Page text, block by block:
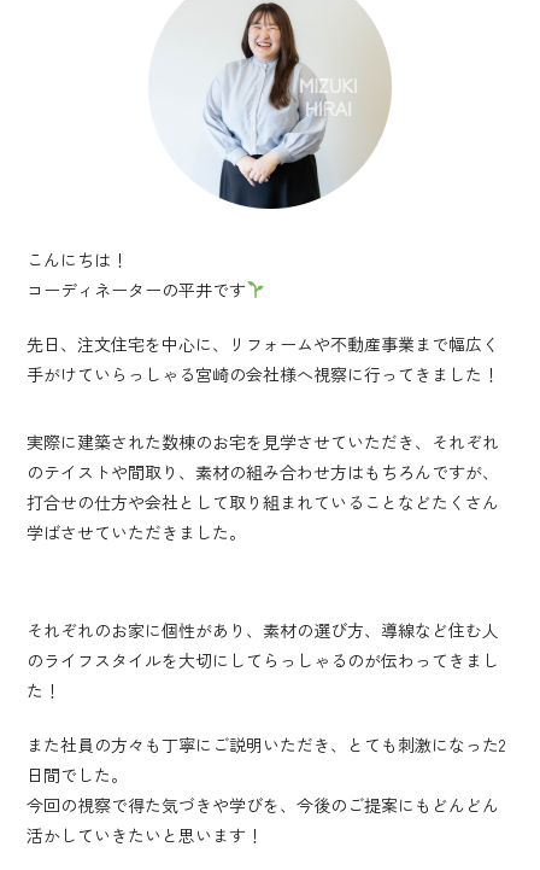
こんにちは！
コーディネーターの平井です
先日、注文住宅を中心に、リフォームや不動産事業まで幅広く
手がけていらっしゃる宮崎の会社様へ視察に行ってきました！
実際に建築された数棟のお宅を見学させていただき、それぞれ
のテイストや間取り、素材の組み合わせ方はもちろんですが、
打合せの仕方や会社として取り組まれていることなどたくさん
学ばさせていただきました。
それぞれのお家に個性があり、素材の選び方、導線など住む人
のライフスタイルを大切にしてらっしゃるのが伝わってきまし
た！
また社員の方々も丁寧にご説明いただき、とても刺激になった2
日間でした。
今回の視察で得た気づきや学びを、今後のご提案にもどんどん
活かしていきたいと思います！